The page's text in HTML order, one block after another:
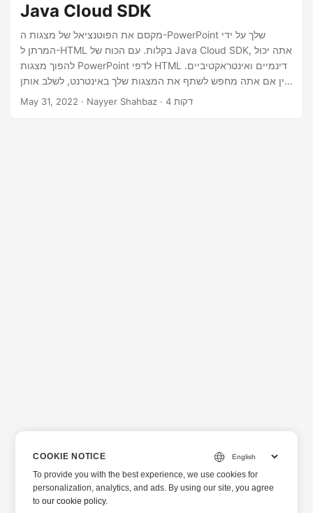
Java Cloud SDK
מקסם את הפוטנציאל של מצגות ה-PowerPoint שלך על ידי
המרתן ל-HTML בקלות. עם הכוח של Java Cloud SDK, אתה יכול
להפוך מצגות PowerPoint לדפי HTML דינמיים ואינטראקטיביים.
בין אם אתה מחפש לשתף את המצגות שלך באינטרנט, לשלב אותן
באתרי אינטרנט, או לשפר את הנגישות שלהן, המרת PowerPoint
May 31, 2022 · Nayyer Shahbaz · 4 דקות
COOKIE NOTICE
To provide you with the best experience, we use cookies for
personalization, analytics, and ads. By using our site, you agree
toour cookie policy.